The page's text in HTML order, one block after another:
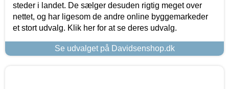
steder i landet. De sælger desuden rigtig meget over
nettet, og har ligesom de andre online byggemarkeder
et stort udvalg. Klik her for at se deres udvalg.
Se udvalget på Davidsenshop.dk